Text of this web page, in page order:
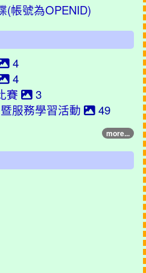
(帳號為OPENID)
4
4
賽
3
服務學習活動
49
more...